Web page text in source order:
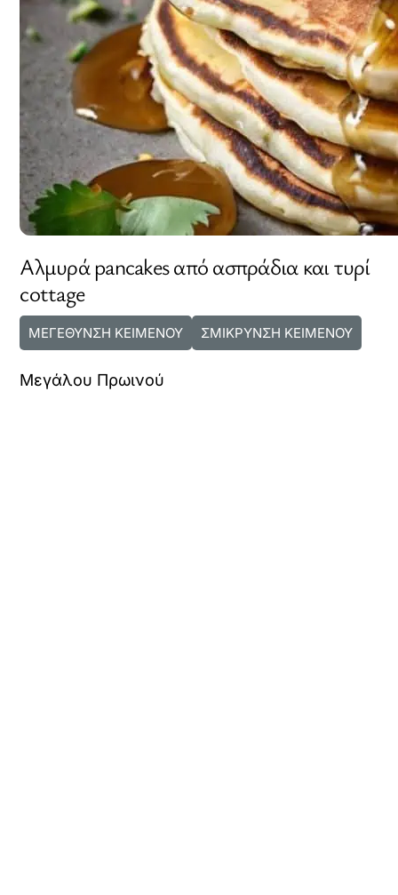
Αλμυρά pancakes από ασπράδια και τυρί
cottage
ΜΕΓΕΘΥΝΣΗ ΚΕΙΜΕΝΟΥ ΣΜΙΚΡΥΝΣΗ ΚΕΙΜΕΝΟΥ
Μεγάλου Πρωινού